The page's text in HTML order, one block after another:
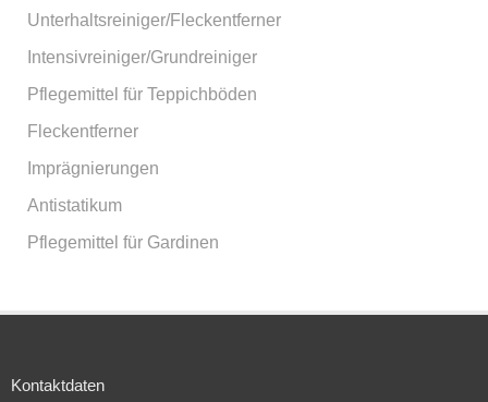
Unterhaltsreiniger/Fleckentferner
Intensivreiniger/Grundreiniger
Pflegemittel für Teppichböden
Fleckentferner
Imprägnierungen
Antistatikum
Pflegemittel für Gardinen
Kontaktdaten